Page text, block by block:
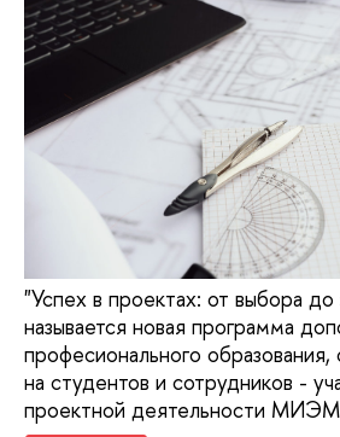
"Успех в проектах: от выбора
называется новая программа
професионального образования,
на студентов и сотрудников -
проектной деятельности